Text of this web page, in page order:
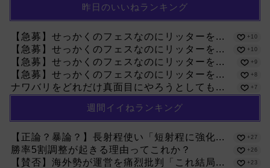
昨日のいいねランキング
【急募】せっかくのフェスなのにリッターを... +10
【急募】せっかくのフェスなのにリッターを... +10
【急募】せっかくのフェスなのにリッターを... +9
【急募】せっかくのフェスなのにリッターを... +8
ナワバリをどれだけ真面目にやろうとしても... +7
週間イイねランキング
【正論？暴論？】長射程使い「短射程に強化... +27
勝率5割調整が起きる理由ってこれか？ +26
【賛否】海外勢が運営を痛烈批判「これ結局... +23